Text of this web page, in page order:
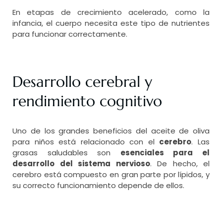
En etapas de crecimiento acelerado, como la
infancia, el cuerpo necesita este tipo de nutrientes
para funcionar correctamente.
Desarrollo cerebral y
rendimiento cognitivo
Uno de los grandes beneficios del aceite de oliva
para niños está relacionado con el cerebro. Las
grasas saludables son esenciales para el
desarrollo del sistema nervioso. De hecho, el
cerebro está compuesto en gran parte por lípidos, y
su correcto funcionamiento depende de ellos.